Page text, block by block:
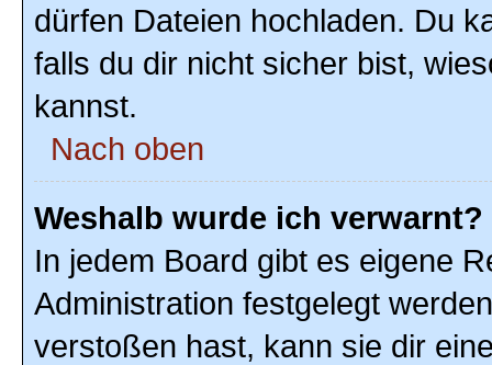
dürfen Dateien hochladen. Du
falls du dir nicht sicher bist,
kannst.
Nach oben
Weshalb wurde ich verwarnt?
In jedem Board gibt es eigene
Administration festgelegt
verstoßen hast, kann sie dir